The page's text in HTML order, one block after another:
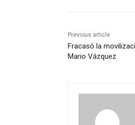
Previous article
Fracasó la
Mario Vázquez